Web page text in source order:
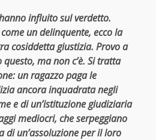
influito sul verdetto.
un delinquente, ecco la
cosiddetta giustizia. Provo a
ma non c’è. Si tratta
un ragazzo paga le
ancora inquadrata negli
e di un’istituzione giudiziaria
mediocri, che serpeggiano
di un’assoluzione per il loro